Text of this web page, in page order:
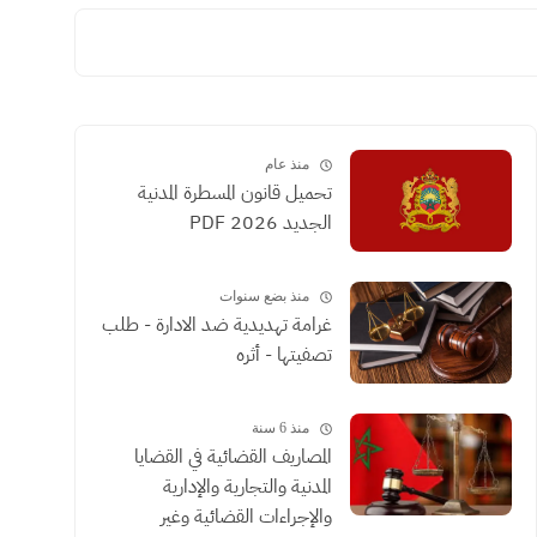
منذ عام
تحميل قانون المسطرة المدنية
الجديد 2026 PDF
منذ بضع سنوات
غرامة تهديدية ضد الادارة - طلب
تصفيتها - أثره
منذ 6 سنة
المصاريف القضائية في القضايا
المدنية والتجارية والإدارية
والإجراءات القضائية وغير